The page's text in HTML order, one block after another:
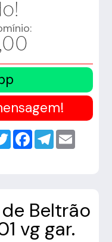
TwitterFacebookTelegram
Beltrão
vg gar.